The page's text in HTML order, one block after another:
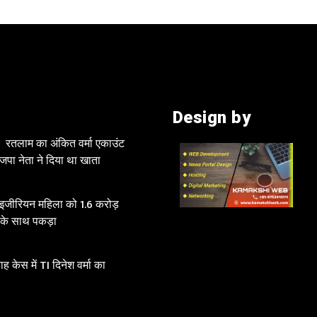
का अंकित वर्मा एकाउंट
नेता ने दिया था खाता
महिला को 1.6 करोड़
साथ पकड़ा
केस में TI दिनेश वर्मा का
Design by